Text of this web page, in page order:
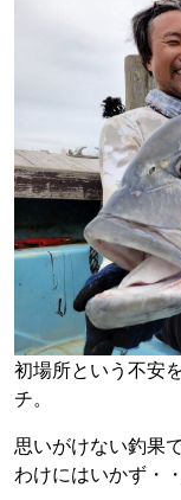
初場所という不安
チ。
思いがけない釣果
わけにはいかず・・